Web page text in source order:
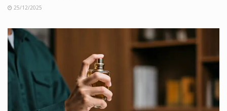
25/12/2025